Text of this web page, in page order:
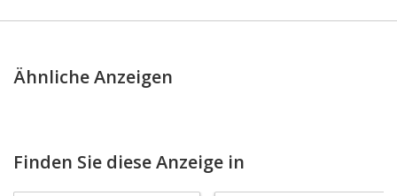
Ähnliche Anzeigen
Finden Sie diese Anzeige in